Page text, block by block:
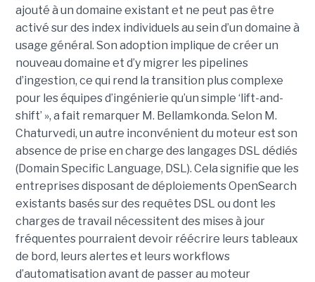
ajouté à un domaine existant et ne peut pas être
activé sur des index individuels au sein d’un domaine à
usage général. Son adoption implique de créer un
nouveau domaine et d’y migrer les pipelines
d’ingestion, ce qui rend la transition plus complexe
pour les équipes d’ingénierie qu’un simple ‘lift-and-
shift’ », a fait remarquer M. Bellamkonda. Selon M.
Chaturvedi, un autre inconvénient du moteur est son
absence de prise en charge des langages DSL dédiés
(Domain Specific Language, DSL). Cela signifie que les
entreprises disposant de déploiements OpenSearch
existants basés sur des requêtes DSL ou dont les
charges de travail nécessitent des mises à jour
fréquentes pourraient devoir réécrire leurs tableaux
de bord, leurs alertes et leurs workflows
d’automatisation avant de passer au moteur